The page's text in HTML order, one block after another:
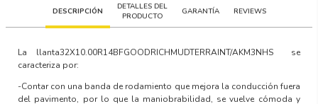
DESCRIPCIÓN
DETALLES DEL
PRODUCTO
GARANTÍA REVIEWS
La llanta32X10.00R14BFGOODRICHMUDTERRAINT/AKM3NHS
se
caracteriza por:
-Contar con una banda de rodamiento que mejora la conducción fuera
del pavimento, por lo que la maniobrabilidad, se vuelve cómoda y